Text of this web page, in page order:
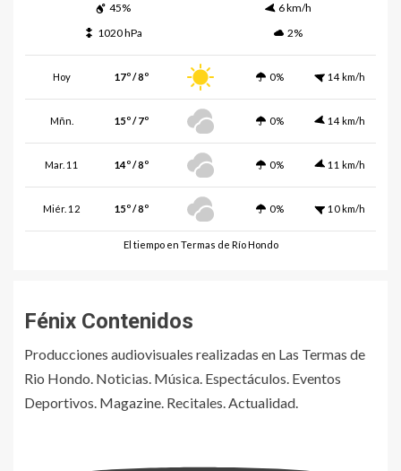
45%
6 km/h
1020 hPa
2%
Hoy 17º / 8º 0% 14 km/h
Mñn. 15º / 7º 0% 14 km/h
Mar. 11 14º / 8º 0% 11 km/h
Miér. 12 15º / 8º 0% 10 km/h
El tiempo en Termas de Río Hondo
Fénix Contenidos
Producciones audiovisuales realizadas en Las Termas de
Rio Hondo. Noticias. Música. Espectáculos. Eventos
Deportivos. Magazine. Recitales. Actualidad.